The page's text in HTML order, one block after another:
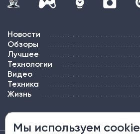
Новости
Обзоры
Лучшее
Технологии
Видео
Техника
Жизнь
ПОДПИСКА РЕКЛАМА КОНТАКТЫ
Мы используем cookie